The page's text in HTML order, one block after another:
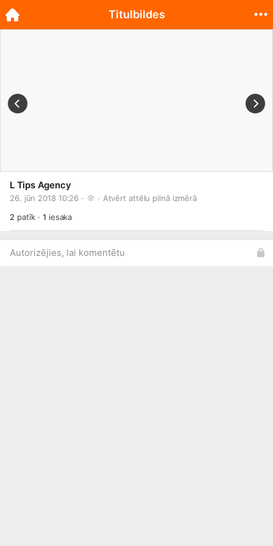
L Tips Agency
26. jūn 2018 10:26 · · Atvērt attēlu pilnā izmērā
2 patīk ·1 iesaka
Autorizējies, lai komentētu
Titulbildes